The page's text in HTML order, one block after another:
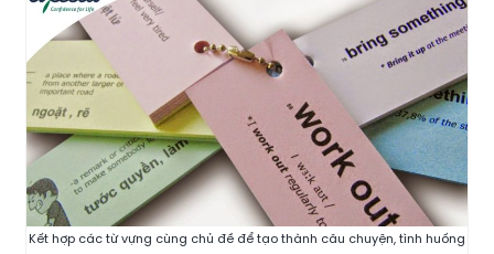
Kết hợp các từ vựng cùng chủ đề để tạo thành câu chuyện, tình huống